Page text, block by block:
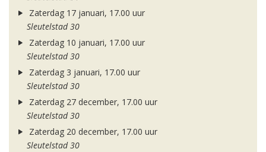
Zaterdag 17 januari, 17.00 uur
Sleutelstad 30
Zaterdag 10 januari, 17.00 uur
Sleutelstad 30
Zaterdag 3 januari, 17.00 uur
Sleutelstad 30
Zaterdag 27 december, 17.00 uur
Sleutelstad 30
Zaterdag 20 december, 17.00 uur
Sleutelstad 30